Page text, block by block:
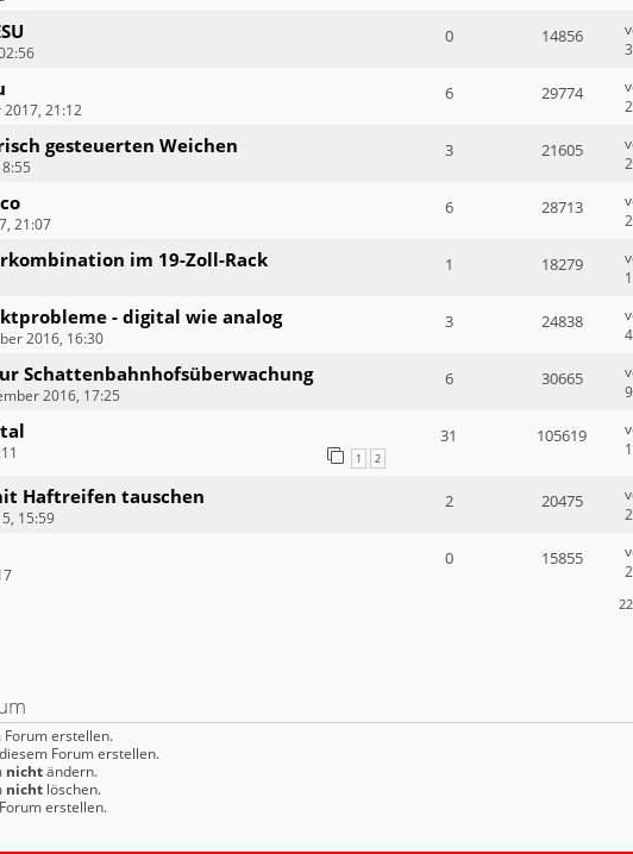
0 14856
21:12
6 29774
gesteuerten Weichen 3 21605
21:07
6 28713
im 19-Zoll-Rack 1 18279
- digital wie analog
2016, 16:30
3 24838
Schattenbahnhofsüberwachung
2016, 17:25
6 30665
1 2
31 105619
Haftreifen tauschen
15:59
2 20475
0 15855
Forum erstellen.
Forum erstellen.
nichtändern.
nicht löschen.
erstellen.